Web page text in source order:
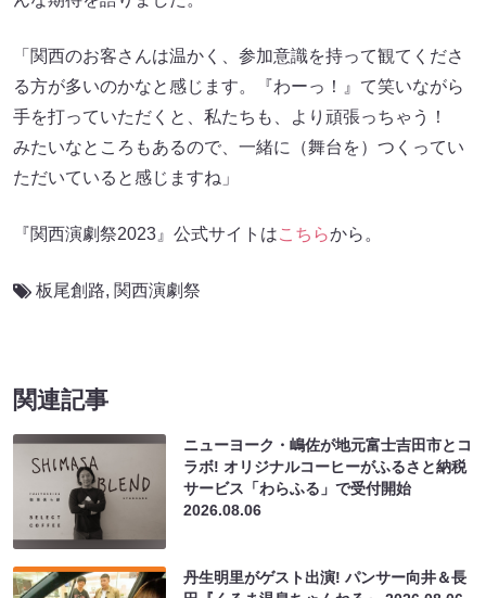
「関西のお客さんは温かく、参加意識を持って観てくださ
る方が多いのかなと感じます。『わーっ！』て笑いながら
手を打っていただくと、私たちも、より頑張っちゃう！
みたいなところもあるので、一緒に（舞台を）つくってい
ただいていると感じますね」
『関西演劇祭2023』公式サイトはこちらから。
板尾創路, 関西演劇祭
関連記事
ニューヨーク・嶋佐が地元富士吉田市とコ
ラボ! オリジナルコーヒーがふるさと納税
サービス「わらふる」で受付開始
2026.08.06
丹生明里がゲスト出演! パンサー向井＆長